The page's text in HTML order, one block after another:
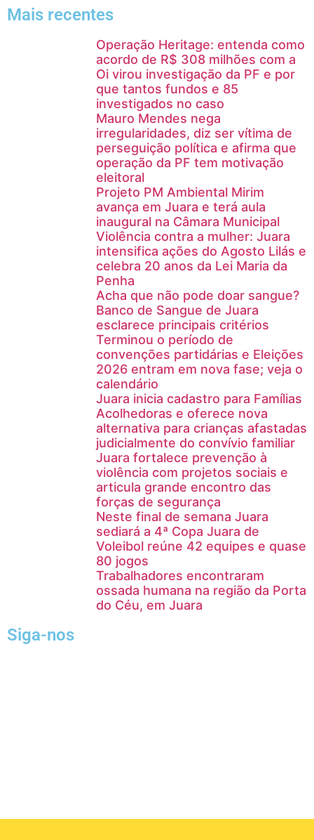
Mais recentes
Operação Heritage: entenda como
acordo de R$ 308 milhões com a
Oi virou investigação da PF e por
que tantos fundos e 85
investigados no caso
Mauro Mendes nega
irregularidades, diz ser vítima de
perseguição política e afirma que
operação da PF tem motivação
eleitoral
Projeto PM Ambiental Mirim
avança em Juara e terá aula
inaugural na Câmara Municipal
Violência contra a mulher: Juara
intensifica ações do Agosto Lilás e
celebra 20 anos da Lei Maria da
Penha
Acha que não pode doar sangue?
Banco de Sangue de Juara
esclarece principais critérios
Terminou o período de
convenções partidárias e Eleições
2026 entram em nova fase; veja o
calendário
Juara inicia cadastro para Famílias
Acolhedoras e oferece nova
alternativa para crianças afastadas
judicialmente do convívio familiar
Juara fortalece prevenção à
violência com projetos sociais e
articula grande encontro das
forças de segurança
Neste final de semana Juara
sediará a 4ª Copa Juara de
Voleibol reúne 42 equipes e quase
80 jogos
Trabalhadores encontraram
ossada humana na região da Porta
do Céu, em Juara
Siga-nos